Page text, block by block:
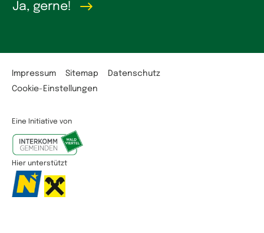
Ja, gerne!
Impressum Sitemap
Datenschutz
Cookie-Einstellungen
Eine Initiative von
Hier unterstützt